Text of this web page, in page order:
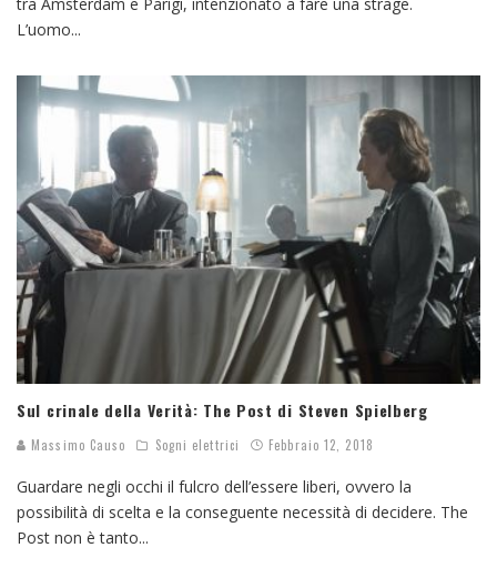
L’uomo...
Sul crinale della Verità: The Post di Steven Spielberg
Massimo Causo Sogni elettrici Febbraio 12, 2018
Guardare negli occhi il fulcro dell’essere liberi, ovvero la
possibilità di scelta e la conseguente necessità di decidere. The
Post non è tanto...